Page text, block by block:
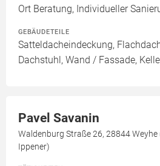
Ort Beratung, Individueller
GEBÄUDETEILE
Satteldacheindeckung,
Dachstuhl, Wand / Fassade,
Pavel Savanin
Waldenburg Straße 26, 28844
Ippener)